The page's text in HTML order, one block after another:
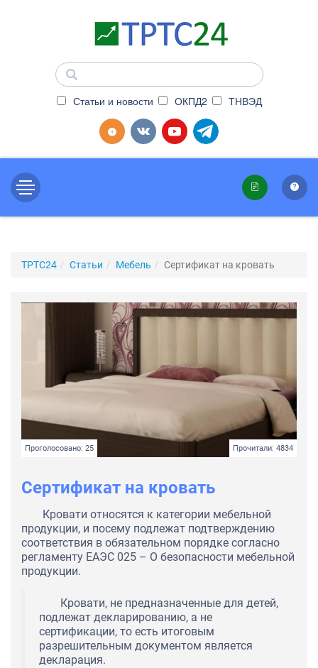
Статьи и новости ОКПД2 ТНВЭД
ТРТС24 Статьи Мебель Сертификат на кровать
Проголосовано: 25 Прочитали: 4834
Сертификат на кровать
Кровати относятся к категории мебельной
продукции, и посему подлежат подтверждению
соответствия в обязательном порядке согласно
регламенту ЕАЭС 025 – О безопасности мебельной
продукции.
Кровати, не предназначенные для детей,
подлежат декларированию, а не
сертификации, то есть итоговым
разрешительным документом является
декларация.